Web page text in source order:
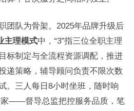
团队为骨架。2025年品牌升级后
主理模式中，“3”指三位全职主理
标制定与全流程资源调配，推进
递策略，辅导顾问负责不限次数
。三人每日8小时坐班，随时响
家——督导总监把控服务品质，笔